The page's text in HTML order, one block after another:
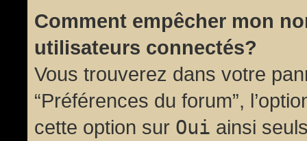
Comment empêcher mon
utilisateurs connectés?
Vous trouverez dans votre
“Préférences du forum”,
cette option sur Oui ainsi